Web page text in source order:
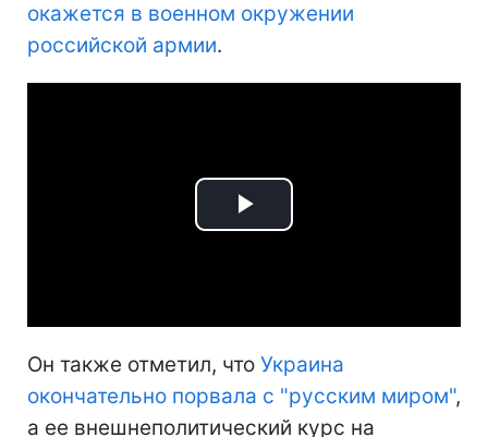
окажется в военном окружении
российской армии.
Play
Он также отметил, что Украина
окончательно порвала с "русским миром",
а ее внешнеполитический курс на